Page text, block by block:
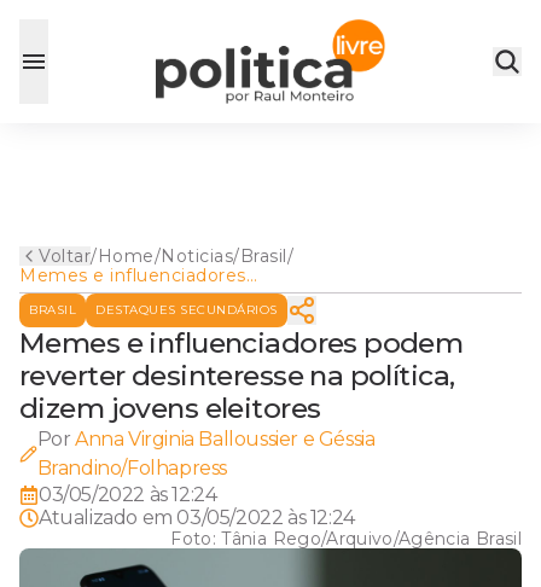
Voltar/Home/Noticias/Brasil/
Memes e influenciadores
podem reverter desinteresse
na política, dizem jovens
eleitores
BRASIL DESTAQUES SECUNDÁRIOS
Memes e influenciadores podem
reverter desinteresse na política,
dizem jovens eleitores
Por Anna Virginia Balloussier e Géssia
Brandino/Folhapress
03/05/2022 às 12:24
Atualizado em 03/05/2022 às 12:24
Foto:Tânia Rego/Arquivo/Agência Brasil